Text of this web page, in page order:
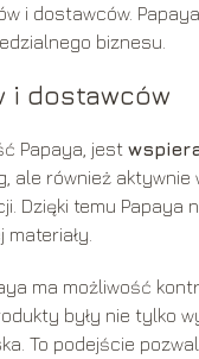
i dostawców.
biznesu.
i dostawców
Papaya, jest
ale również
Dzięki temu Papaya
ma możliwość
były nie tylko
To podejście